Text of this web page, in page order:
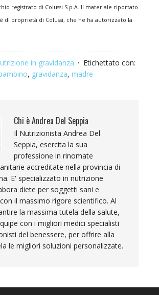
registrato di Colussi S.p.A. Il materiale riportato
di proprietà di Colussi, che ne ha autorizzato la
in gravidanza
Etichettato con:
, gravidanza, madre
Chi èAndrea Del Seppia
Il Nutrizionista Andrea Del
Seppia, esercita la sua
professione in rinomate
accreditate nella provincia di
E' specializzato in nutrizione
diete per soggetti sani e
il massimo rigore scientifico. Al
la massima tutela della salute,
con i migliori medici specialisti
del benessere, per offrire alla
le migliori soluzioni personalizzate.